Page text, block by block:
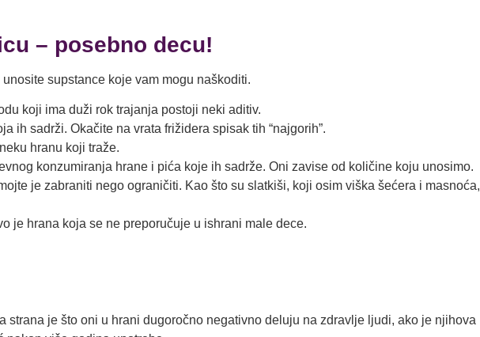
– posebno decu!
supstance koje vam mogu naškoditi.
koji ima duži rok trajanja postoji neki aditiv.
ih sadrži. Okačite na vrata frižidera spisak tih “najgorih”.
hranu koji traže.
konzumiranja hrane i pića koje ih sadrže. Oni zavise od količine koju unosimo.
je zabraniti nego ograničiti. Kao što su slatkiši, koji osim viška šećera i masnoća,
je hrana koja se ne preporučuje u ishrani male dece.
je što oni u hrani dugoročno negativno deluju na zdravlje ljudi, ako je njihova